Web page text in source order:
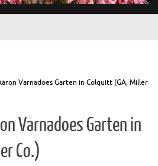
Varnadoes Garten in Colquitt (GA, Miller
Varnadoes Garten in
Co.)